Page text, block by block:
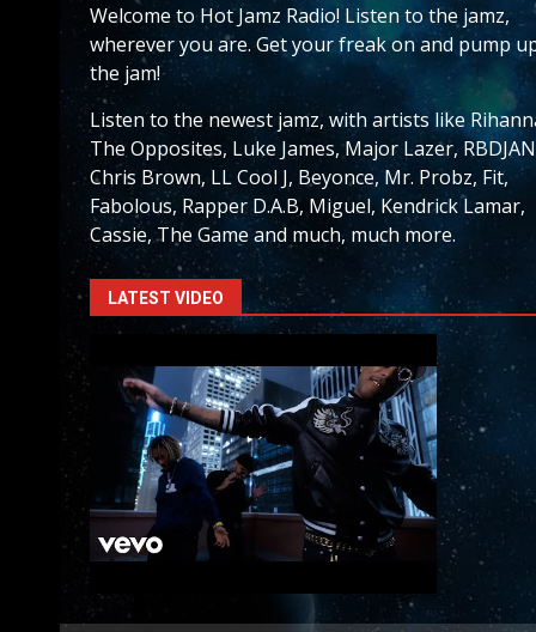
Welcome to Hot Jamz Radio! Listen to the jamz,
wherever you are. Get your freak on and pump
the jam!
Listen to the newest jamz, with artists like
The Opposites, Luke James, Major Lazer,
Chris Brown, LL Cool J, Beyonce, Mr. Probz, Fit,
Fabolous, Rapper D.A.B, Miguel, Kendrick Lamar,
Cassie, The Game and much, much more.
LATEST VIDEO